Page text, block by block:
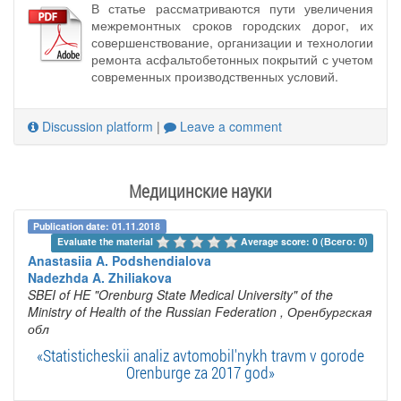
В статье рассматриваются пути увеличения
межремонтных сроков городских дорог, их
совершенствование, организации и технологии
ремонта асфальтобетонных покрытий с учетом
современных производственных условий.
Discussion platform | Leave a comment
Медицинские науки
Publication date: 01.11.2018
Evaluate the material
Average score: 0 (Всего: 0)
Anastasiia A. Podshendialova
Nadezhda A. Zhiliakova
SBEI of HE "Orenburg State Medical University" of the
Ministry of Health of the Russian Federation , Оренбургская
обл
«Statisticheskii analiz avtomobil'nykh travm v gorode
Orenburge za 2017 god»